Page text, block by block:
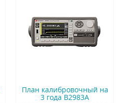
План калибровочный на
3 года B2983A